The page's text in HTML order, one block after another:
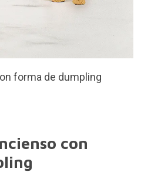
incienso de olor a jazmín
con